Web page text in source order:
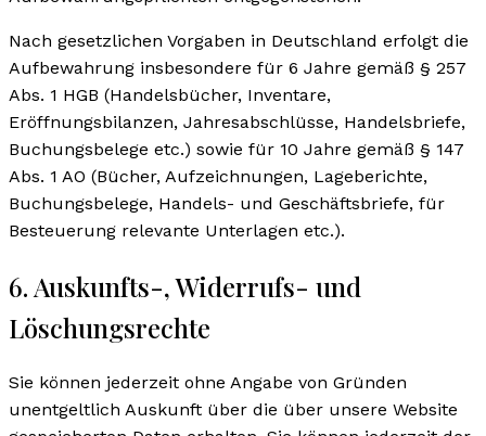
Nach gesetzlichen Vorgaben in Deutschland erfolgt die
Aufbewahrung insbesondere für 6 Jahre gemäß § 257
Abs. 1 HGB (Handelsbücher, Inventare,
Eröffnungsbilanzen, Jahresabschlüsse, Handelsbriefe,
Buchungsbelege etc.) sowie für 10 Jahre gemäß § 147
Abs. 1 AO (Bücher, Aufzeichnungen, Lageberichte,
Buchungsbelege, Handels- und Geschäftsbriefe, für
Besteuerung relevante Unterlagen etc.).
6. Auskunfts-, Widerrufs- und
Löschungsrechte
Sie können jederzeit ohne Angabe von Gründen
unentgeltlich Auskunft über die über unsere Website